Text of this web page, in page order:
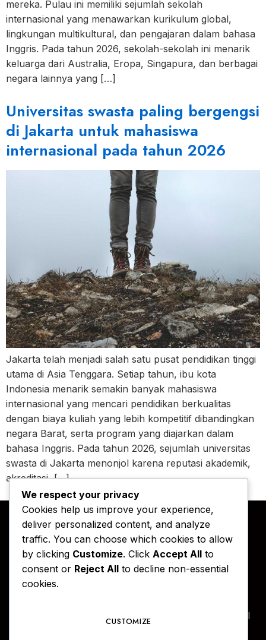
mereka. Pulau ini memiliki sejumlah sekolah
internasional yang menawarkan kurikulum global,
lingkungan multikultural, dan pengajaran dalam bahasa
Inggris. Pada tahun 2026, sekolah-sekolah ini menarik
keluarga dari Australia, Eropa, Singapura, dan berbagai
negara lainnya yang […]
Universitas swasta paling bergengsi
di Jakarta untuk mahasiswa
internasional pada tahun 2026
Jakarta telah menjadi salah satu pusat pendidikan tinggi
utama di Asia Tenggara. Setiap tahun, ibu kota
Indonesia menarik semakin banyak mahasiswa
internasional yang mencari pendidikan berkualitas
dengan biaya kuliah yang lebih kompetitif dibandingkan
negara Barat, serta program yang diajarkan dalam
bahasa Inggris. Pada tahun 2026, sejumlah universitas
swasta di Jakarta menonjol karena reputasi akademik,
akreditasi, […]
untuk sekolah, universitas, dan layanan profesional
We respect your privacy
Cookies help us improve your experience,
deliver personalized content, and analyze
traffic. You can choose which cookies to allow
by clicking Customize. Click Accept All to
consent or Reject All to decline non-essential
cookies.
CUSTOMIZE